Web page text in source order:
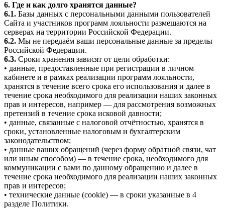
6. Где и как долго хранятся данные?
6.1. Базы данных с персональными данными пользователей
Сайта и участников программ лояльности размещаются на
серверах на территории Российской Федерации.
6.2. Мы не передаём ваши персональные данные за пределы
Российской Федерации.
6.3. Сроки хранения зависят от цели обработки:
• данные, предоставленные при регистрации в личном
кабинете и в рамках реализации программ лояльности,
хранятся в течение всего срока его использования и далее в
течение срока необходимого для реализации наших законных
прав и интересов, например — для рассмотрения возможных
претензий в течение срока исковой давности;
• данные, связанные с налоговой отчётностью, хранятся в
сроки, установленные налоговым и бухгалтерским
законодательством;
• данные ваших обращений (через форму обратной связи, чат
или иным способом) — в течение срока, необходимого для
коммуникации с вами по данному обращению и далее в
течение срока необходимого для реализации наших законных
прав и интересов;
• технические данные (cookie) — в сроки указанные в 4
разделе Политики.